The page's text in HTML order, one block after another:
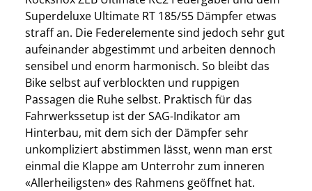
Superdeluxe Ultimate RT 185/55 Dämpfer etwas
straff an. Die Federelemente sind jedoch sehr gut
aufeinander abgestimmt und arbeiten dennoch
sensibel und enorm harmonisch. So bleibt das
Bike selbst auf verblockten und ruppigen
Passagen die Ruhe selbst. Praktisch für das
Fahrwerkssetup ist der SAG-Indikator am
Hinterbau, mit dem sich der Dämpfer sehr
unkompliziert abstimmen lässt, wenn man erst
einmal die Klappe am Unterrohr zum inneren
«Allerheiligsten» des Rahmens geöffnet hat.